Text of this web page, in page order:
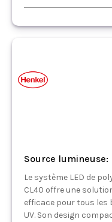
Source lumineuse:
Le système LED de
CL40 offre une
efficace pour tous
UV. Son design